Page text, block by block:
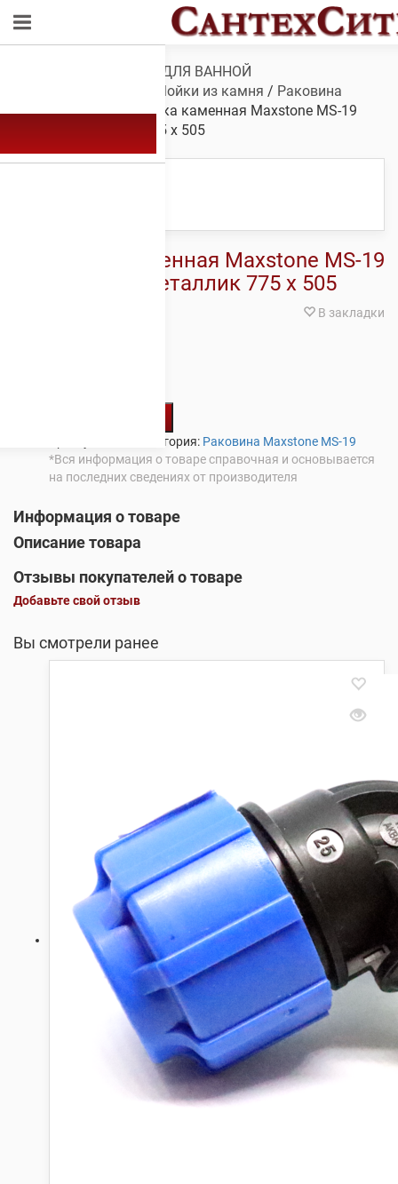
САНТЕХНИКА ДЛЯ ВАННОЙ
Мойки из камня / Раковина
Maxstone MS-19/ Мойка каменная Maxstone МS-19
Бежевая металлик 775 x 505
Мойка каменная Maxstone МS-19
Бежевая металлик 775 x 505
В закладки
Категория: Раковина Maxstone MS-19
*Вся информация о товаре справочная и основывается
на последних сведениях от производителя
Информация о товаре
Описание товара
Отзывы покупателей о товаре
Добавьте свой отзыв
Вы смотрели ранее